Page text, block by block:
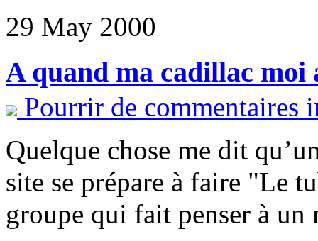
29 May 2000
A quand ma cadillac moi
Pourrir de commentaires
Quelque chose me dit
site se prépare à faire "Le
groupe qui fait penser à un